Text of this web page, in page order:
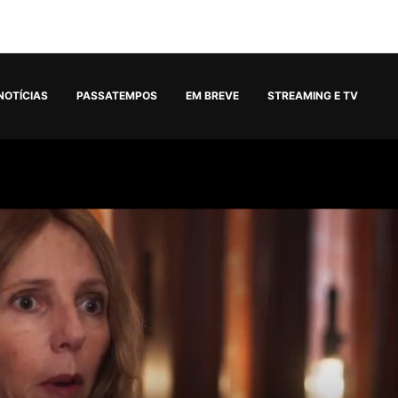
PASSATEMPOS EM BREVE STREAMING E TV